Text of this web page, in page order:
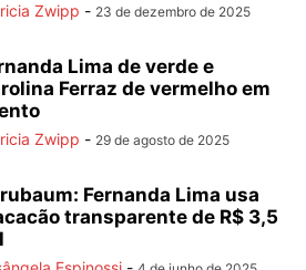
Zwipp - 23 de dezembro de 2025
Lima de verde e
Ferraz de vermelho em
Zwipp - 29 de agosto de 2025
Fernanda Lima usa
transparente de R$ 3,5